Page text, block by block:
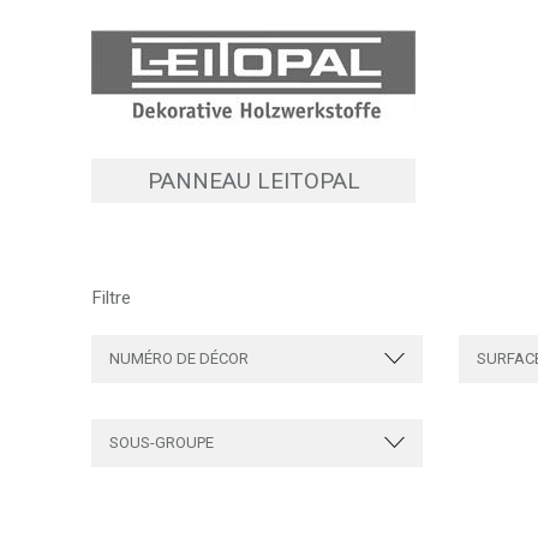
PANNEAU LEITOPAL
Filtre
NUMÉRO DE DÉCOR
SOUS-GROUPE